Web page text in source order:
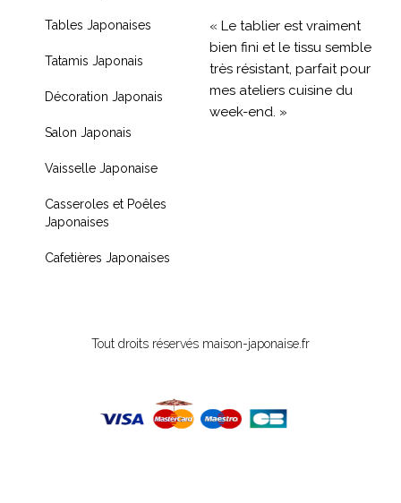
Tables Japonaises
Tatamis Japonais
Décoration Japonais
Salon Japonais
Vaisselle Japonaise
Casseroles et Poêles
Japonaises
Cafetières Japonaises
« Le tablier est vraiment
bien fini et le tissu semble
très résistant, parfait pour
mes ateliers cuisine du
week-end. »
Tout droits réservés maison-japonaise.fr